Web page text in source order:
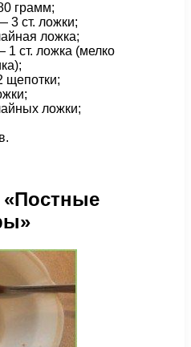
грамм;
3 ст. ложки;
ложка;
cт. ложка (мелко
щепотки;
ложки;
«Постные